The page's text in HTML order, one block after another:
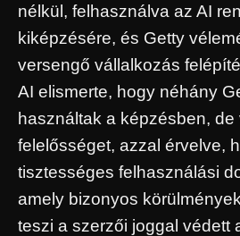
nélkül, felhasználva az AI
kiképzésére, és Getty
versengő vállalkozás
AI elismerte, hogy néhány
használtak a képzésben, de
felelősséget, azzal érvelve,
tisztességes felhasználási
amely bizonyos
teszi a szerzői joggal védett